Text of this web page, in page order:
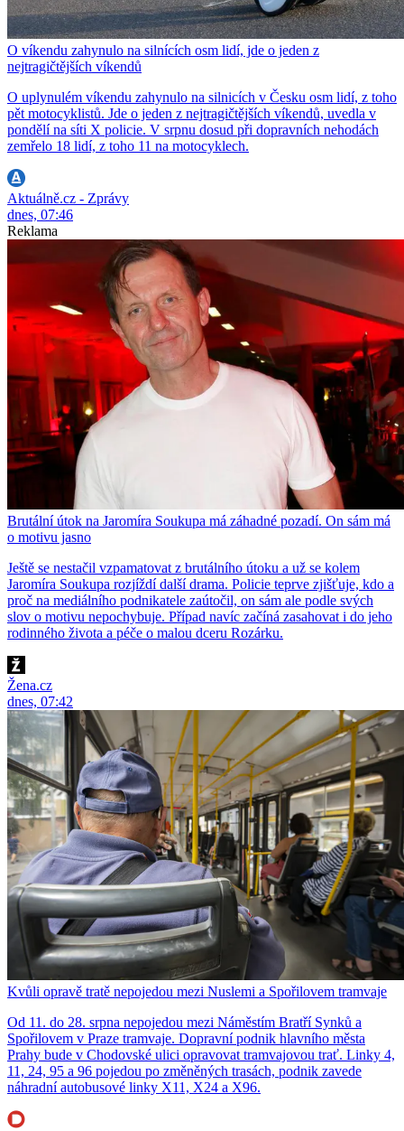
O víkendu zahynulo na silnících osm lidí, jde o jeden z
nejtragičtějších víkendů
O uplynulém víkendu zahynulo na silnicích v Česku osm lidí, z toho
pět motocyklistů. Jde o jeden z nejtragičtějších víkendů, uvedla v
pondělí na síti X policie. V srpnu dosud při dopravních nehodách
zemřelo 18 lidí, z toho 11 na motocyklech.
Aktuálně.cz - Zprávy
dnes, 07:46
Reklama
Brutální útok na Jaromíra Soukupa má záhadné pozadí. On sám má
o motivu jasno
Ještě se nestačil vzpamatovat z brutálního útoku a už se kolem
Jaromíra Soukupa rozjíždí další drama. Policie teprve zjišťuje, kdo a
proč na mediálního podnikatele zaútočil, on sám ale podle svých
slov o motivu nepochybuje. Případ navíc začíná zasahovat i do jeho
rodinného života a péče o malou dceru Rozárku.
Žena.cz
dnes, 07:42
Kvůli opravě tratě nepojedou mezi Nuslemi a Spořilovem tramvaje
Od 11. do 28. srpna nepojedou mezi Náměstím Bratří Synků a
Spořilovem v Praze tramvaje. Dopravní podnik hlavního města
Prahy bude v Chodovské ulici opravovat tramvajovou trať. Linky 4,
11, 24, 95 a 96 pojedou po změněných trasách, podnik zavede
náhradní autobusové linky X11, X24 a X96.